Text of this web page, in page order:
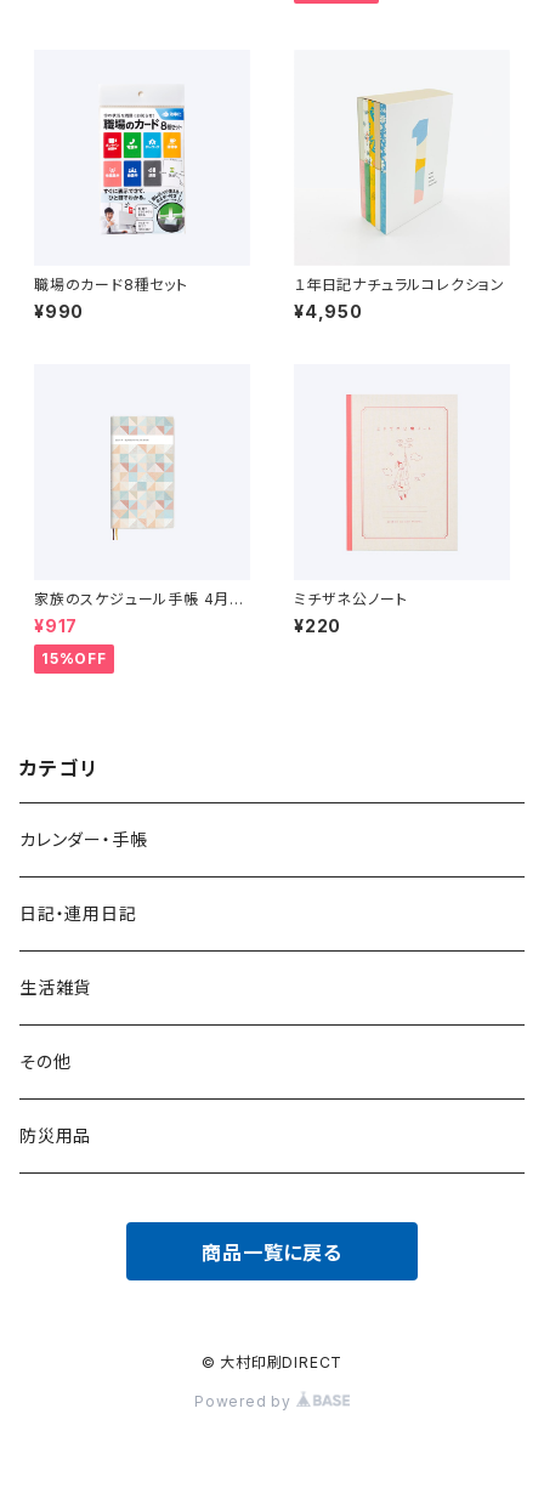
職場のカード8種セット
¥990
１年日記ナチュラルコレクション
¥4,950
家族のスケジュール手帳 4月始
まり（2026年3月〜2027年4
月）
¥917
15%OFF
ミチザネ公ノート
¥220
カテゴリ
カレンダー・手帳
日記・連用日記
生活雑貨
その他
防災用品
商品一覧に戻る
© 大村印刷DIRECT
Powered by